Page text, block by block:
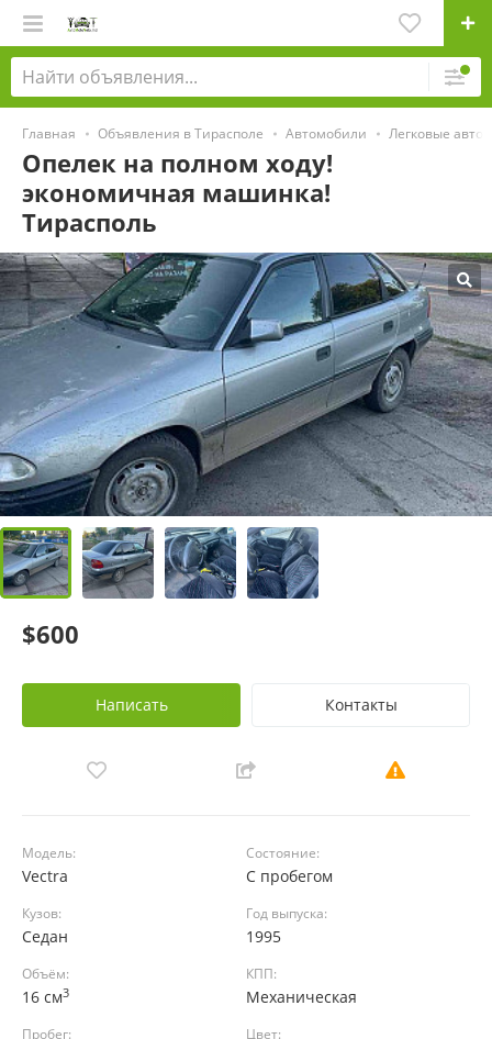
Главная Объявления в Тирасполе Автомобили Легковые
Опелек на полном ходу!
экономичная машинка!
Тирасполь
$600
Написать Контакты
Модель:
Vectra
Состояние:
С пробегом
Кузов:
Седан
Год выпуска:
1995
Объём:
16 см3
КПП:
Механическая
Пробег: Цвет: